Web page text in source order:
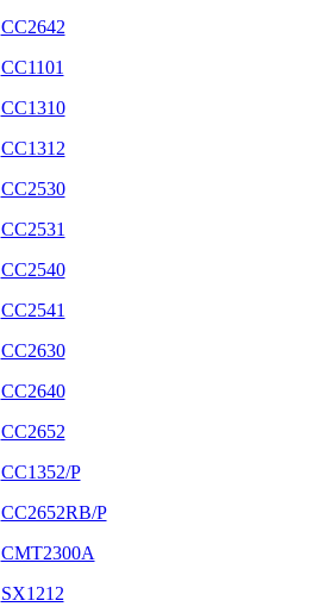
CC2642
CC1101
CC1310
CC1312
CC2530
CC2531
CC2540
CC2541
CC2630
CC2640
CC2652
CC1352/P
CC2652RB/P
CMT2300A
SX1212